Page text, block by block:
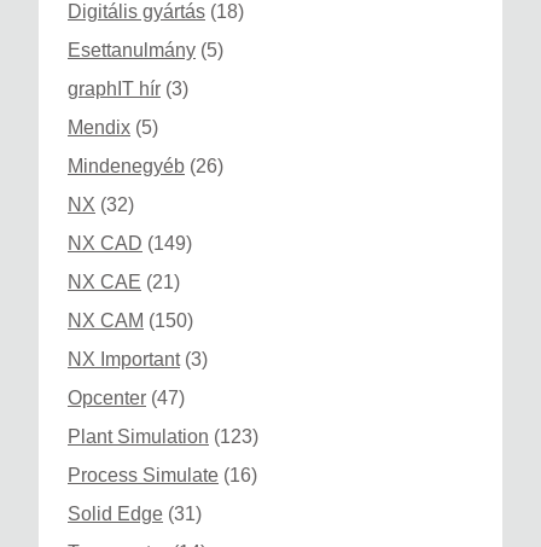
Digitális gyártás (18)
Esettanulmány (5)
graphIT hír (3)
Mendix (5)
Mindenegyéb (26)
NX (32)
NX CAD (149)
NX CAE (21)
NX CAM (150)
NX Important(3)
Opcenter (47)
Plant Simulation (123)
Process Simulate (16)
Solid Edge (31)